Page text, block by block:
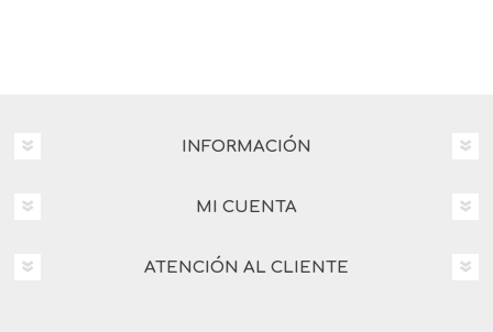
INFORMACIÓN
MI CUENTA
ATENCIÓN AL CLIENTE